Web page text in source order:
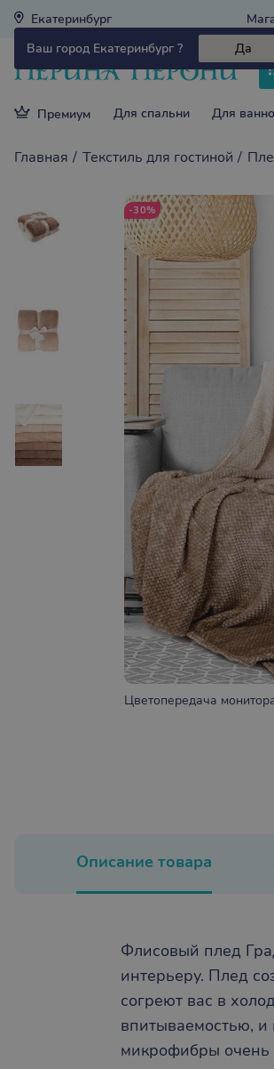
Екатеринбург
Ваш город Екатеринбург ?
Да
Премиум Для спальни Для
Главная Текстиль для гостиной
-30%
Цветопередача
Описание товара
Флисовый плед
интерьеру. Плед
согреют вас в
впитываемостью,
микрофибры очень